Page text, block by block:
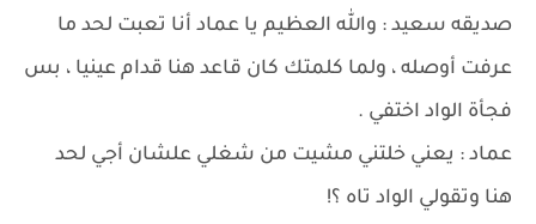
صديقه سعيد : والله العظيم يا عماد أنا تعبت لحد ما
عرفت أوصله ، ولما كلمتك كان قاعد هنا قدام عينيا ، بس
فجأة الواد اختفي .
عماد : يعني خلتني مشيت من شغلي علشان أجي لحد
هنا وتقولي الواد تاه ؟!